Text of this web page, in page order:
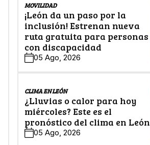
MOVILIDAD
¡León da un paso por la
inclusión! Estrenan nueva
ruta gratuita para personas
con discapacidad
05 Ago, 2026
CLIMA EN LEÓN
¿Lluvias o calor para hoy
miércoles? Este es el
pronóstico del clima en León
05 Ago, 2026